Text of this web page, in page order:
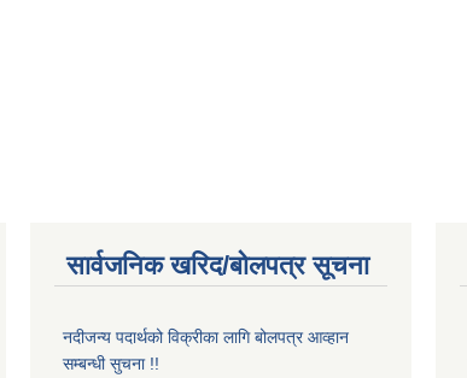
सार्वजनिक खरिद/बोलपत्र सूचना
नदीजन्य पदार्थको विक्रीका लागि बोलपत्र आव्हान
सम्बन्धी सुचना !!